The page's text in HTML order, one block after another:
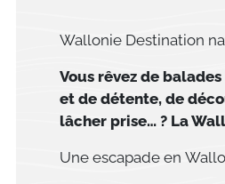
Wallonie Destination
Vous rêvez de
et de détente, de
lâcher prise… ? La
Une escapade en